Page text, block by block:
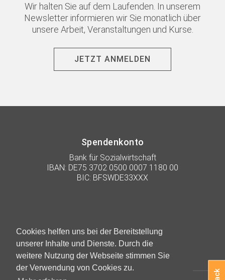
Cookies helfen uns bei der Bereitstellung
unserer Inhalte und Dienste. Durch die
weitere Nutzung der Webseite stimmen Sie
der Verwendung von Cookies zu.
Wir halten Sie auf dem Laufenden. In unserem
Newsletter informieren wir Sie monatlich über
unsere Arbeit, Veranstaltungen und Kurse.
JETZT ANMELDEN
Spendenkonto
Bank für Sozialwirtschaft
IBAN: DE75 3702 0500 0007 1180 00
BIC: BFSWDE33XXX